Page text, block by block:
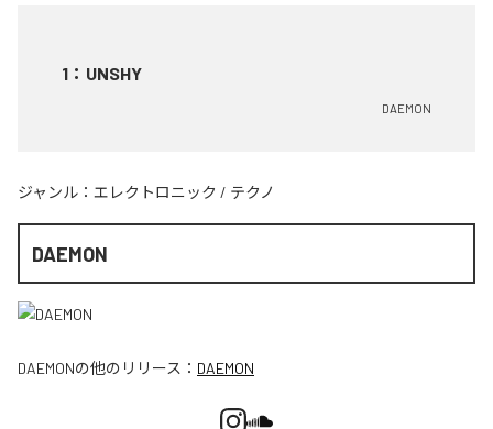
1 ： UNSHY
DAEMON
ジャンル： エレクトロニック / テクノ
DAEMON
DAEMONの他のリリース： DAEMON